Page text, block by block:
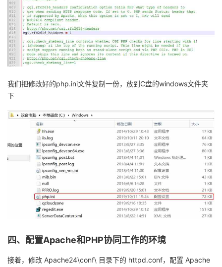
我们把修改好的php.ini文件复制一份，放到C盘的windows文件夹
下
四、配置Apache和PHP协同工作的环境
接着，修改 Apache24\conf\ 目录下的 httpd.conf，配置 Apache